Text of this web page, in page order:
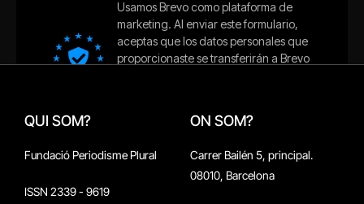
QUI SOM?
Fundació Periodisme Plural
ISSN 2339 - 9619
ON SOM?
Carrer Bailén 5, principal.
08010, Barcelona